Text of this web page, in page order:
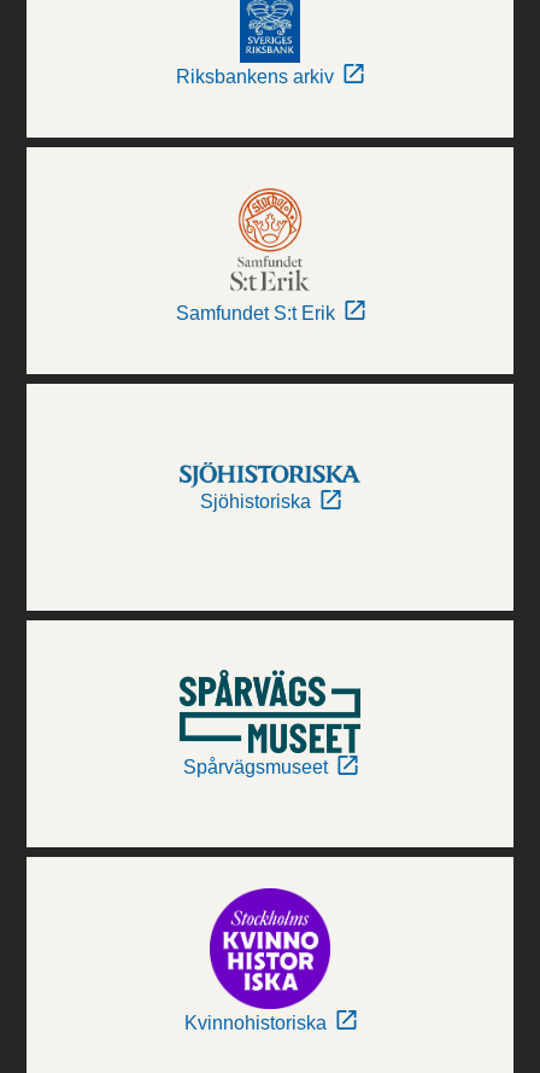
Riksbankens arkiv
Samfundet S:t Erik
Sjöhistoriska
Spårvägsmuseet
Kvinnohistoriska